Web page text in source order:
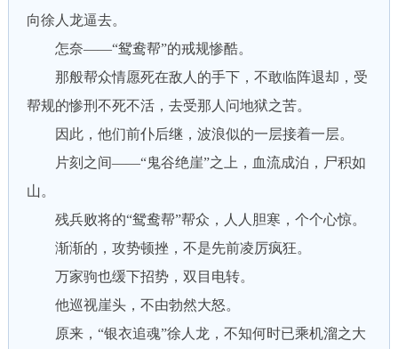
向徐人龙逼去。
怎奈——“鸳鸯帮”的戒规惨酷。
那般帮众情愿死在敌人的手下，不敢临阵退却，受
帮规的惨刑不死不活，去受那人问地狱之苦。
因此，他们前仆后继，波浪似的一层接着一层。
片刻之间——“鬼谷绝崖”之上，血流成泊，尸积如
山。
残兵败将的“鸳鸯帮”帮众，人人胆寒，个个心惊。
渐渐的，攻势顿挫，不是先前凌厉疯狂。
万家驹也缓下招势，双目电转。
他巡视崖头，不由勃然大怒。
原来，“银衣追魂”徐人龙，不知何时已乘机溜之大